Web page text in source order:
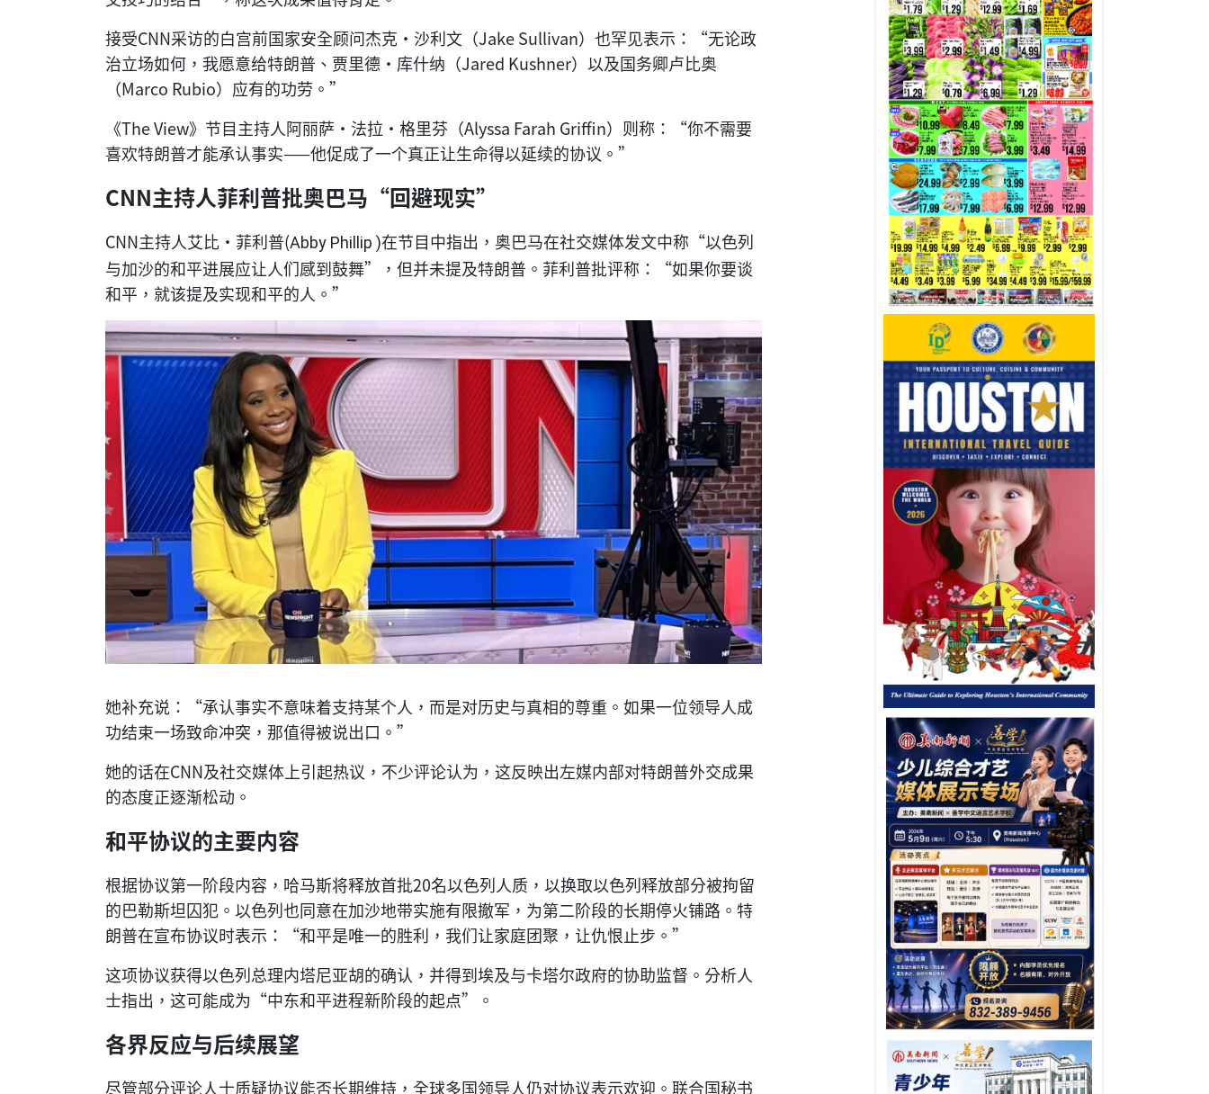
接受CNN采访的白宫前国家安全顾问杰克·沙利文（Jake Sullivan）也罕见表示：“无论政
治立场如何，我愿意给特朗普、贾里德·库什纳（Jared Kushner）以及国务卿卢比奥
（Marco Rubio）应有的功劳。”
《The View》节目主持人阿丽萨·法拉·格里芬（Alyssa Farah Griffin）则称：“你不需要
喜欢特朗普才能承认事实——他促成了一个真正让生命得以延续的协议。”
CNN主持人菲利普批奥巴马“回避现实”
CNN主持人艾比·菲利普(Abby Phillip )在节目中指出，奥巴马在社交媒体发文中称“以色列
与加沙的和平进展应让人们感到鼓舞”，但并未提及特朗普。菲利普批评称：“如果你要谈
和平，就该提及实现和平的人。”
她补充说：“承认事实不意味着支持某个人，而是对历史与真相的尊重。如果一位领导人成
功结束一场致命冲突，那值得被说出口。”
她的话在CNN及社交媒体上引起热议，不少评论认为，这反映出左媒内部对特朗普外交成果
的态度正逐渐松动。
和平协议的主要内容
根据协议第一阶段内容，哈马斯将释放首批20名以色列人质，以换取以色列释放部分被拘留
的巴勒斯坦囚犯。以色列也同意在加沙地带实施有限撤军，为第二阶段的长期停火铺路。特
朗普在宣布协议时表示：“和平是唯一的胜利，我们让家庭团聚，让仇恨止步。”
这项协议获得以色列总理内塔尼亚胡的确认，并得到埃及与卡塔尔政府的协助监督。分析人
士指出，这可能成为“中东和平进程新阶段的起点”。
各界反应与后续展望
尽管部分评论人士质疑协议能否长期维持，全球多国领导人仍对协议表示欢迎。联合国秘书